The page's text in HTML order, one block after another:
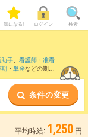
気になる! ログイン 検索
手、 看護師・准看
・ 単発などの期間
条件の変更
平均時給: 1,250 円